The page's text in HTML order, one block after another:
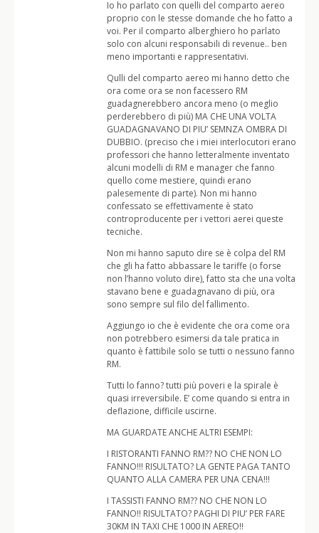
Io ho parlato con quelli del comparto aereo
proprio con le stesse domande che ho fatto a
voi. Per il comparto alberghiero ho parlato
solo con alcuni responsabili di revenue.. ben
meno importanti e rappresentativi.
Qulli del comparto aereo mi hanno detto che
ora come ora se non facessero RM
guadagnerebbero ancora meno (o meglio
perderebbero di più) MA CHE UNA VOLTA
GUADAGNAVANO DI PIU’ SEMNZA OMBRA DI
DUBBIO. (preciso che i miei interlocutori erano
professori che hanno letteralmente inventato
alcuni modelli di RM e manager che fanno
quello come mestiere, quindi erano
palesemente di parte). Non mi hanno
confessato se effettivamente è stato
controproducente per i vettori aerei queste
tecniche.
Non mi hanno saputo dire se è colpa del RM
che gli ha fatto abbassare le tariffe (o forse
non l’hanno voluto dire), fatto sta che una volta
stavano bene e guadagnavano di più, ora
sono sempre sul filo del fallimento.
Aggiungo io che è evidente che ora come ora
non potrebbero esimersi da tale pratica in
quanto è fattibile solo se tutti o nessuno fanno
RM.
Tutti lo fanno? tutti più poveri e la spirale è
quasi irreversibile. E’ come quando si entra in
deflazione, difficile uscirne.
MA GUARDATE ANCHE ALTRI ESEMPI:
I RISTORANTI FANNO RM?? NO CHE NON LO
FANNO!!! RISULTATO? LA GENTE PAGA TANTO
QUANTO ALLA CAMERA PER UNA CENA!!!
I TASSISTI FANNO RM?? NO CHE NON LO
FANNO!! RISULTATO? PAGHI DI PIU’ PER FARE
30KM IN TAXI CHE 1000 IN AEREO!!